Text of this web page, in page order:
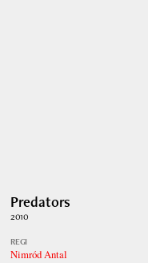
Predators
2010
REGI
Nimród Antal